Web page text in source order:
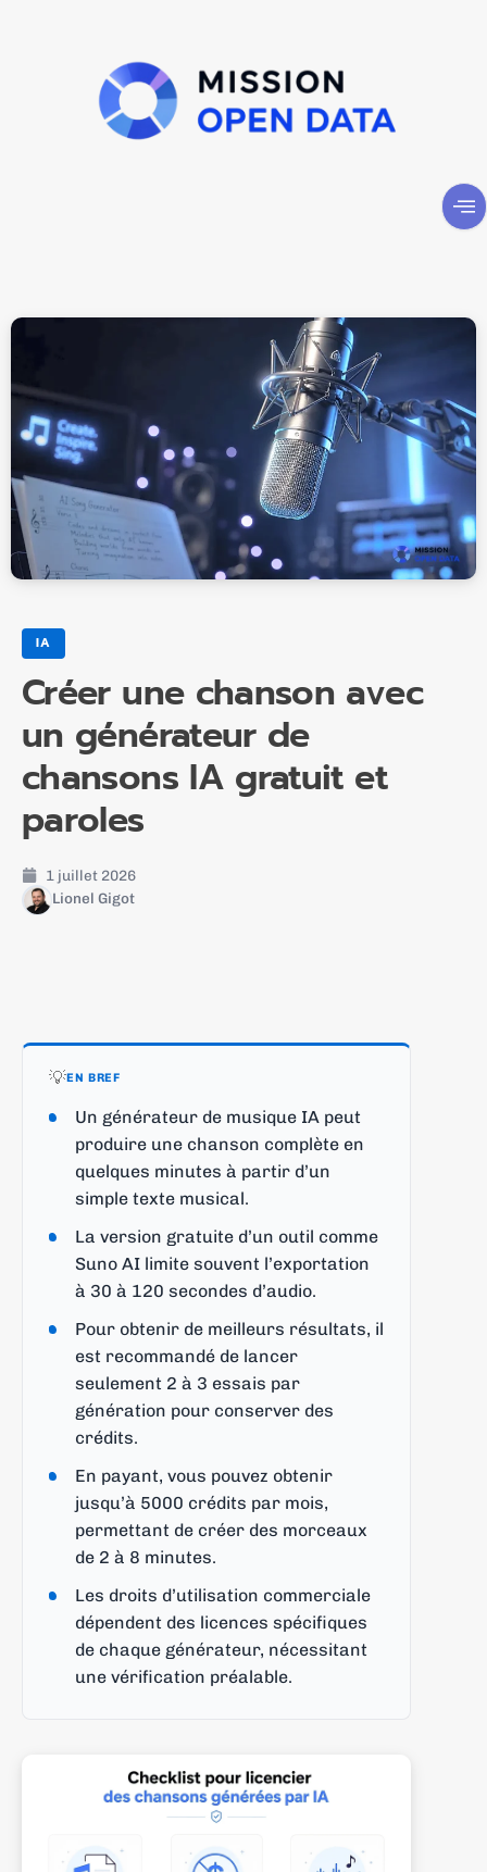
IA
Créer une chanson avec
un générateur de
chansons IA gratuit et
paroles
1 juillet 2026
Lionel Gigot
💡EN BREF
Un générateur de musique IA peut
produire une chanson complète en
quelques minutes à partir d’un
simple texte musical.
La version gratuite d’un outil comme
Suno AI limite souvent l’exportation
à 30 à 120 secondes d’audio.
Pour obtenir de meilleurs résultats, il
est recommandé de lancer
seulement 2 à 3 essais par
génération pour conserver des
crédits.
En payant, vous pouvez obtenir
jusqu’à 5000 crédits par mois,
permettant de créer des morceaux
de 2 à 8 minutes.
Les droits d’utilisation commerciale
dépendent des licences spécifiques
de chaque générateur, nécessitant
une vérification préalable.